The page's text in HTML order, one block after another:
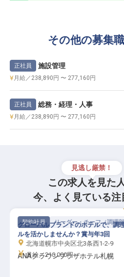
その他の募集
正社員 施設管理
月給／238,890円 〜 277,160円
正社員 総務・経理・人事
月給／238,890円 〜 277,160円
見逃し厳禁！
この求人を見た
今、よく見ている注
契約社員 リーダー・チーフ（調理
ANAクラウンプラザホテル札幌
グローバルブランドのホテルで、調
ルを活かしませんか？賞与年3回
北海道幌市中央区北3条西1-2-9
月給／210,000円～